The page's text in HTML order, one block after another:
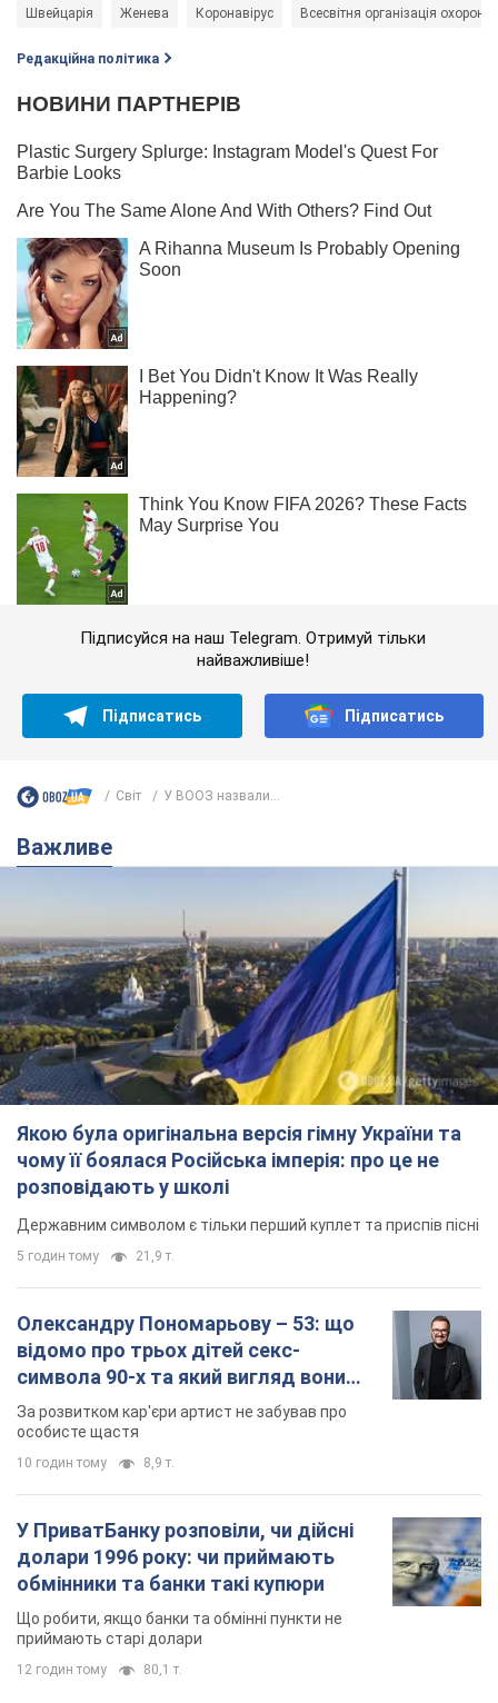
Швейцарія Женева Коронавірус Всесвітня організація
Редакційна політика
Підписуйся на наш Telegram. Отримуй тільки
найважливіше!
Підписатись Підписатись
Світ У ВООЗ назвали...
Важливе
Якою була оригінальна версія гімну України та
чому її боялася Російська імперія: про це не
розповідають у школі
Державним символом є тільки перший куплет та приспів пісні
5 годин тому 21,9 т.
Олександру Пономарьову – 53: що
відомо про трьох дітей секс-
символа 90-х та який вигляд вони
мають
За розвитком кар'єри артист не забував про
особисте щастя
10 годин тому 8,9 т.
У ПриватБанку розповіли, чи дійсні
долари 1996 року: чи приймають
обмінники та банки такі купюри
Що робити, якщо банки та обмінні пункти не
приймають старі долари
12 годин тому 80,1 т.